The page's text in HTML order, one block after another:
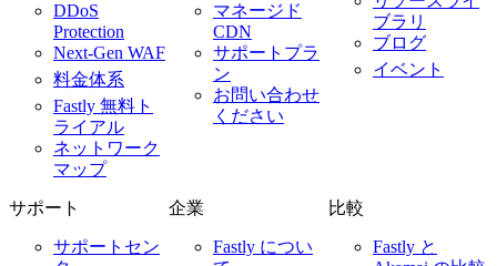
DDoS
Protection
Next-Gen WAF
料金体系
Fastly 無料ト
ライアル
ネットワーク
マップ
マネージド
CDN
サポートプラ
ン
お問い合わせ
ください
ブラリ
ブログ
イベント
サポート
サポートセン
企業
Fastly につい
比較
Fastly と